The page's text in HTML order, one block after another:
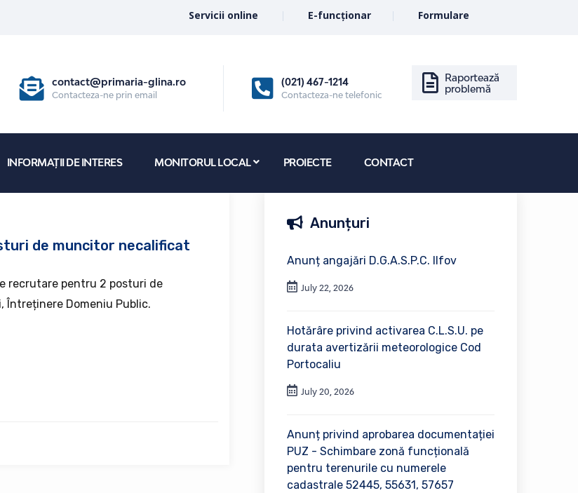
Servicii online E-funcționar Formulare
contact@primaria-glina.ro
Contacteza-ne prin email
(021) 467-1214
Contacteza-ne telefonic
Raportează
problemă
INFORMAȚII DE INTERES MONITORUL LOCAL PROIECTE CONTACT
de muncitor necalificat
recrutare pentru 2 posturi de
Întreținere Domeniu Public.
Anunțuri
Anunț angajări D.G.A.S.P.C. Ilfov
July 22, 2026
Hotărâre privind activarea C.L.S.U. pe
durata avertizării meteorologice Cod
Portocaliu
July 20, 2026
Anunț privind aprobarea documentației
PUZ - Schimbare zonă funcțională
pentru terenurile cu numerele
cadastrale 52445, 55631, 57657